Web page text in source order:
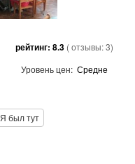
рейтинг: 8.3 ( отзывы:3)
Уровень цен: Средне
Я был тут